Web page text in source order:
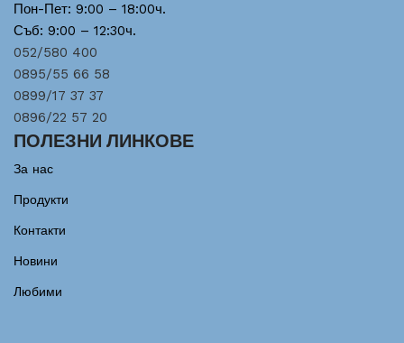
Пон-Пет: 9:00 – 18:00ч.
Съб: 9:00 – 12:30ч.
052/580 400
0895/55 66 58
0899/17 37 37
0896/22 57 20
ПОЛЕЗНИ ЛИНКОВЕ
За нас
Продукти
Контакти
Новини
Любими